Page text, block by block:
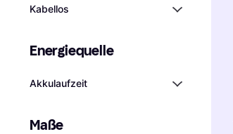
Kabellos
Energiequelle
Akkulaufzeit
Maße